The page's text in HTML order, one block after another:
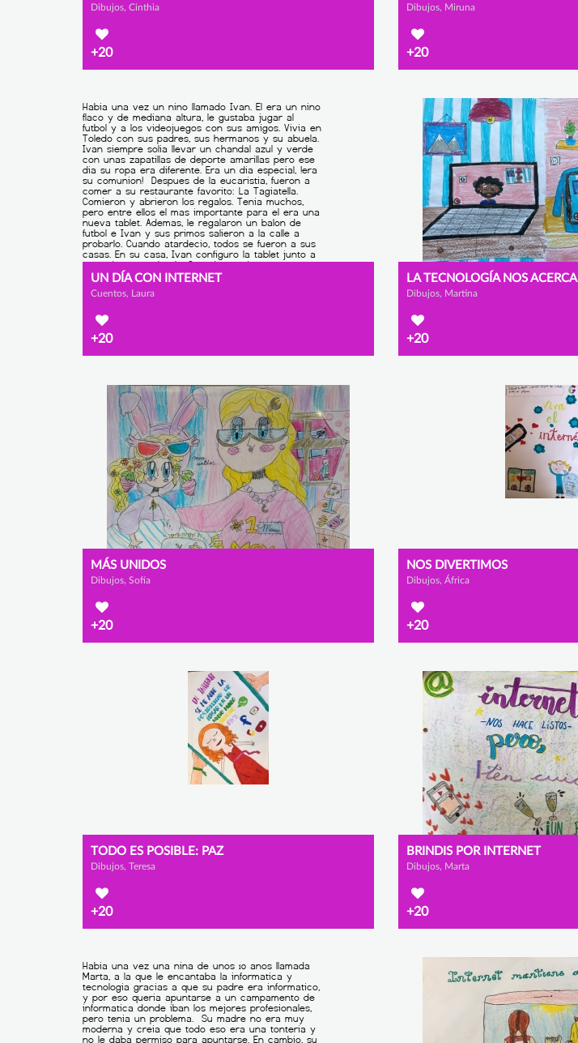
Dibujos, Cinthia
+20
Dibujos, Miruna
+20
UN DÍA CON INTERNET
Cuentos, Laura
+20
LA TECNOLOGÍA NOS ACERCA
Dibujos, Martina
+20
MÁS UNIDOS
Dibujos, Sofía
+20
NOS DIVERTIMOS
Dibujos, África
+20
TODO ES POSIBLE: PAZ
Dibujos, Teresa
+20
BRINDIS POR INTERNET
Dibujos, Marta
+20